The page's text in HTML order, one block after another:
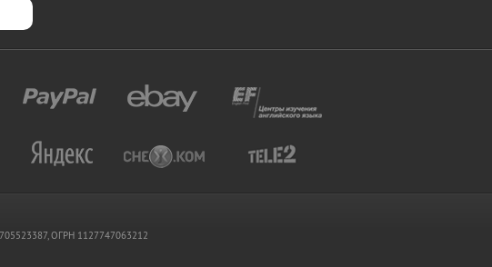
ОГРН 1127747063212